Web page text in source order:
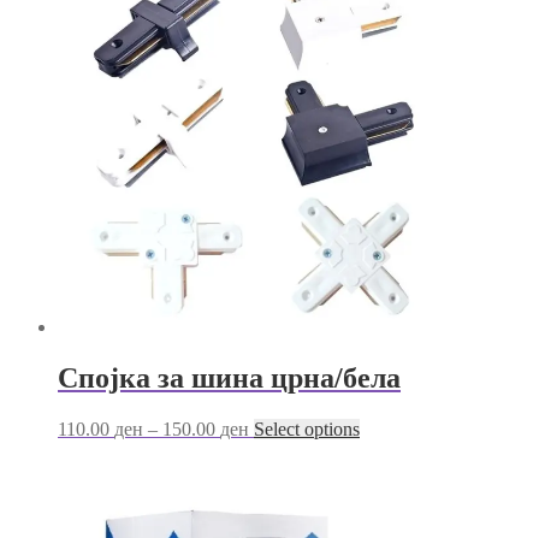
Спојка за шина црна/бела
110.00 ден – 150.00 ден Price
150.00 ден
Select optionsThis